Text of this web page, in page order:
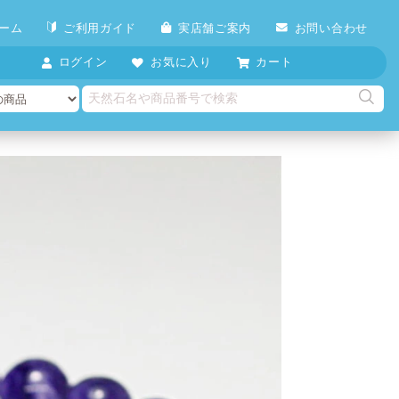
ム ご利用ガイド 実店舗ご案内 お問い合わせ
ログイン お気に入り カート